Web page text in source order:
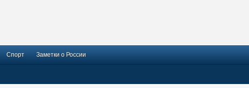
Спорт Заметки о России